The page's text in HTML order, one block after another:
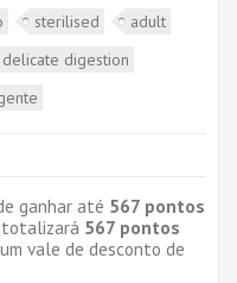
sterilised
adult
delicate digestion
ganhar até 567 pontos
totalizará 567 pontos
vale de desconto de